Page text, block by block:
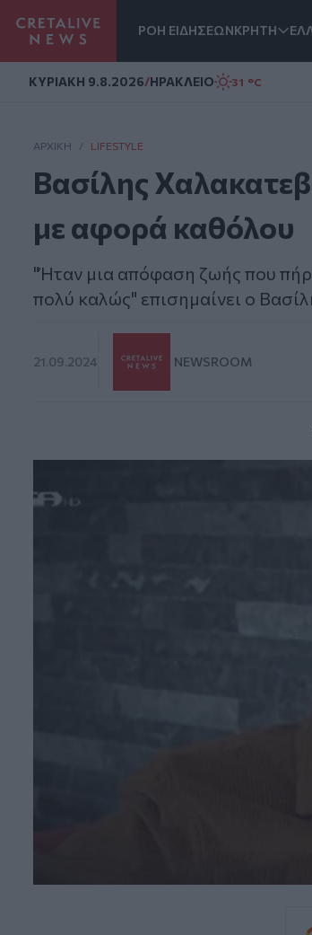
ΡΟΗ ΕΙΔΗΣΕΩΝΚΡΗΤΗ
ΚΥΡΙΑΚΗ 9.8.2026/ΗΡΑΚΛΕΙΟ 31 °C
ΑΡΧΙΚΗ / LIFESTYLE
Βασίλης
με αφορά καθόλου
"Ήταν μια απόφαση ζωής που
πολύ καλώς" επισημαίνει ο
21.09.2024 NEWSROOM